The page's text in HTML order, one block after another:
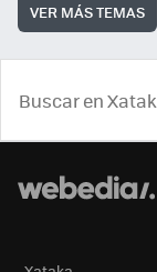
VER MÁS TEMAS